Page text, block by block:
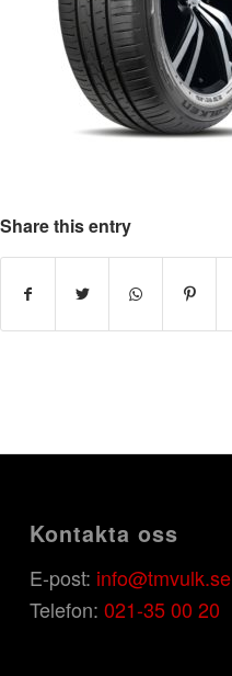
Share this entry
Kontakta oss
E-post: info@tmvulk.se
Telefon: 021-35 00 20